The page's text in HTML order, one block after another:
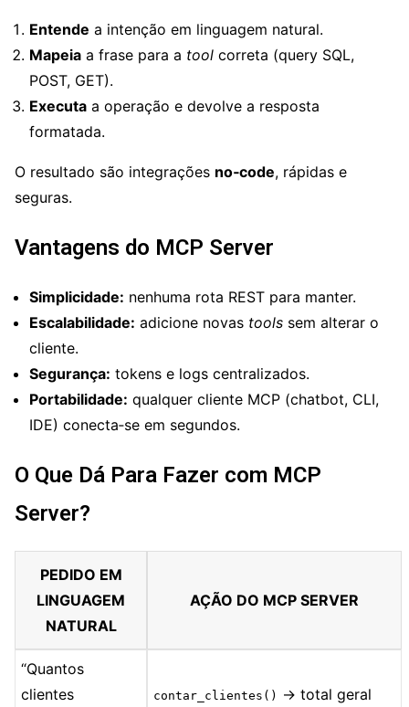
Entende a intenção em linguagem natural.
Mapeia a frase para a tool correta (query SQL,
POST, GET).
Executa a operação e devolve a resposta
formatada.
O resultado são integrações no‑code, rápidas e
seguras.
Vantagens do MCP Server
Simplicidade: nenhuma rota REST para manter.
Escalabilidade: adicione novas tools sem alterar o
cliente.
Segurança: tokens e logs centralizados.
Portabilidade: qualquer cliente MCP (chatbot, CLI,
IDE) conecta‑se em segundos.
O Que Dá Para Fazer com MCP
Server?
PEDIDO EM
LINGUAGEM
NATURAL
AÇÃO DO MCP SERVER
“Quantos
clientes
contar_clientes() → total geral